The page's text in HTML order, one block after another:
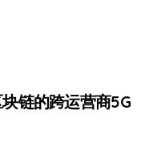
链的跨运营商5G